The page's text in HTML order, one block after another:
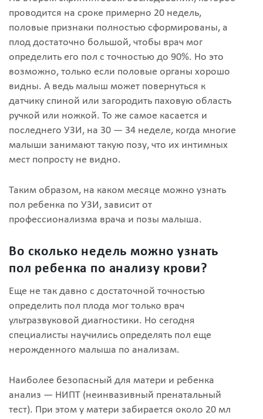
проводится на сроке примерно 20 недель,
половые признаки полностью сформированы, а
плод достаточно большой, чтобы врач мог
определить его пол с точностью до 90%. Но это
возможно, только если половые органы хорошо
видны. А ведь малыш может повернуться к
датчику спиной или загородить паховую область
ручкой или ножкой. То же самое касается и
последнего УЗИ, на 30 — 34 неделе, когда многие
малыши занимают такую позу, что их интимных
мест попросту не видно.
Таким образом, на каком месяце можно узнать
пол ребенка по УЗИ, зависит от
профессионализма врача и позы малыша.
Во сколько недель можно узнать
пол ребенка по анализу крови?
Еще не так давно с достаточной точностью
определить пол плода мог только врач
ультразвуковой диагностики. Но сегодня
специалисты научились определять пол еще
нерожденного малыша по анализам.
Наиболее безопасный для матери и ребенка
анализ — НИПТ (неинвазивный пренатальный
тест). При этом у матери забирается около 20 мл